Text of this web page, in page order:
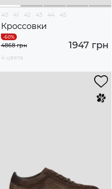
40 41 42 43 44 45
Кроссовки
1947 грн
4868 грн
4 цвета